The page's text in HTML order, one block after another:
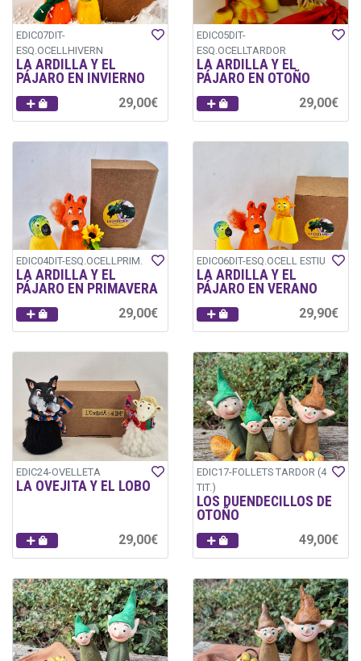
EDIC07DIT-
ESQ.OCELLHIVERN
LA ARDILLA Y EL
PÁJARO EN INVIERNO
29,00€
EDIC05DIT-
ESQ.OCELLTARDOR
LA ARDILLA Y EL
PÁJARO EN OTOÑO
29,00€
EDIC04DIT-ESQ.OCELLPRIM.
LA ARDILLA Y EL
PÁJARO EN PRIMAVERA
29,00€
EDIC06DIT-ESQ.OCELL ESTIU
LA ARDILLA Y EL
PÁJARO EN VERANO
29,90€
EDIC24-OVELLETA
LA OVEJITA Y EL LOBO
29,00€
EDIC17-FOLLETS TARDOR (4
TIT.)
LOS DUENDECILLOS DE
OTOÑO
49,00€